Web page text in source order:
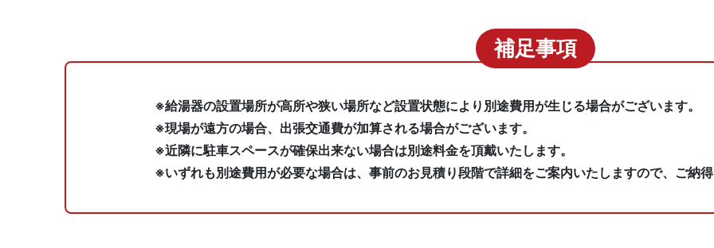
補足事項
※給湯器の設置場所が高所や狭い場所など設置状態により別途費用が生じる場合がございます。
※現場が遠方の場合、出張交通費が加算される場合がございます。
※近隣に駐車スペースが確保出来ない場合は別途料金を頂戴いたします。
※いずれも別途費用が必要な場合は、事前のお見積り段階で詳細をご案内いたしますので、ご納